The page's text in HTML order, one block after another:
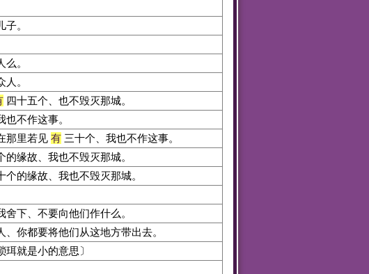
。
。
。
四十五个、也不毁灭那城。
不作这事。
那里若见 有 三十个、我也不作这事。
缘故、我也不毁灭那城。
的缘故、我也不毁灭那城。
下、不要向他们作什么。
你都要将他们从这地方带出去。
就是小的意思〕